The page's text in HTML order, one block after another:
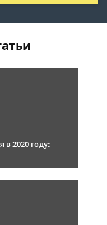
в 2020 году: